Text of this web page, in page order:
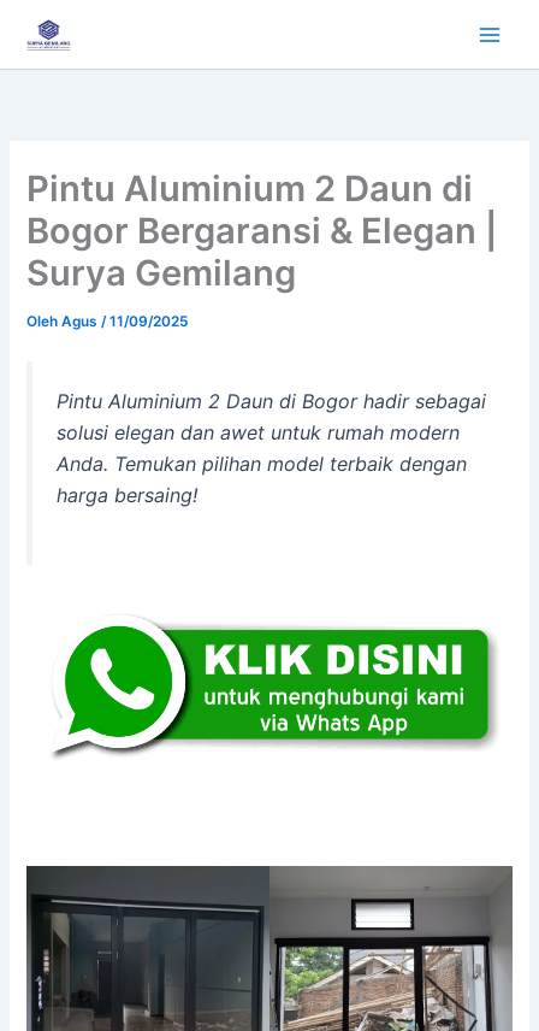
konten
Pintu Aluminium 2 Daun di
Bogor Bergaransi & Elegan |
Surya Gemilang
OlehAgus /11/09/2025
Pintu Aluminium 2 Daun di Bogor hadir sebagai
solusi elegan dan awet untuk rumah modern
Anda. Temukan pilihan model terbaik dengan
harga bersaing!